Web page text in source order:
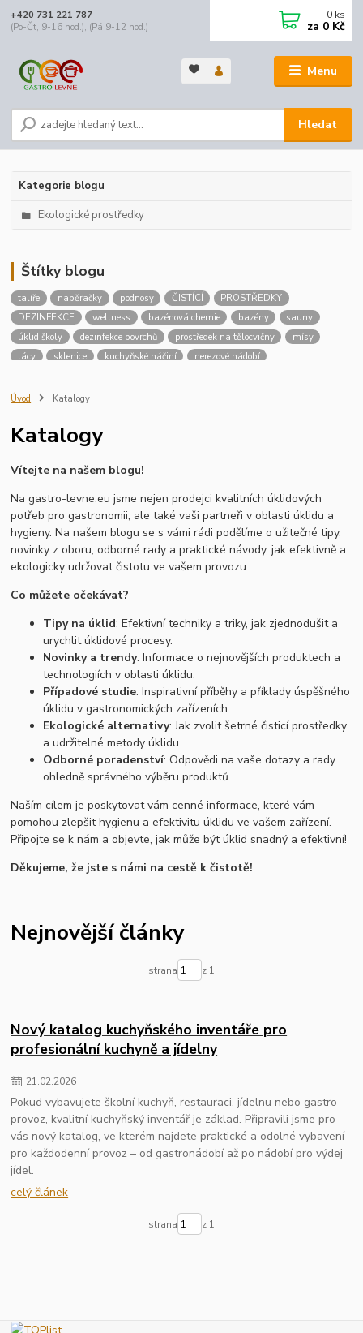
Menu
Hledat
+420 731 221 787
(Po-Čt, 9-16 hod.), (Pá 9-12 hod.)
0 ks
za 0 Kč
Kategorie blogu
Ekologické prostředky
Štítky blogu
talíře naběračky podnosy ČISTÍCÍ
PROSTŘEDKY
DEZINFEKCE
wellness bazénová chemie bazény
sauny
úklid školy
dezinfekce povrchů prostředek na tělocvičny
mísy
tácy
sklenice kuchyňské náčiní
nerezové nádobí
školní jídelna
pracovní kosmetika
mraznička
vitrína Hrnce a pánve
Krájecí nástroje
Mixéry a sekáčky Úložné nádoby
Čisticí prostředky
Utěrky a hadry
Dezinfekce a hygienické produkty
zásobník na hygienické vložky
zásobník na tampony
Úvod Katalogy
Katalogy
Vítejte na našem blogu!
Na gastro-levne.eu jsme nejen prodejci kvalitních úklidových
potřeb pro gastronomii, ale také vaši partneři v oblasti úklidu a
hygieny. Na našem blogu se s vámi rádi podělíme o užitečné tipy,
novinky z oboru, odborné rady a praktické návody, jak efektivně a
ekologicky udržovat čistotu ve vašem provozu.
Co můžete očekávat?
Tipy na úklid: Efektivní techniky a triky, jak zjednodušit a
urychlit úklidové procesy.
Novinky a trendy: Informace o nejnovějších produktech a
technologiích v oblasti úklidu.
Případové studie: Inspirativní příběhy a příklady úspěšného
úklidu v gastronomických zařízeních.
Ekologické alternativy: Jak zvolit šetrné čisticí prostředky
a udržitelné metody úklidu.
Odborné poradenství: Odpovědi na vaše dotazy a rady
ohledně správného výběru produktů.
Naším cílem je poskytovat vám cenné informace, které vám
pomohou zlepšit hygienu a efektivitu úklidu ve vašem zařízení.
Připojte se k nám a objevte, jak může být úklid snadný a efektivní!
Děkujeme, že jste s námi na cestě k čistotě!
Nejnovější články
strana z 1
Nový katalog kuchyňského inventáře pro
profesionální kuchyně a jídelny
21.02.2026
Pokud vybavujete školní kuchyň, restauraci, jídelnu nebo gastro
provoz, kvalitní kuchyňský inventář je základ. Připravili jsme pro
vás nový katalog, ve kterém najdete praktické a odolné vybavení
pro každodenní provoz – od gastronádobí až po nádobí pro výdej
jídel.
celý článek
strana z 1